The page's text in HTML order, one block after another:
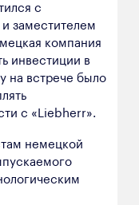
Мэйк
с
заместителем
компания
инвестиции в
на встрече было
с «Liebherr».
немецкой